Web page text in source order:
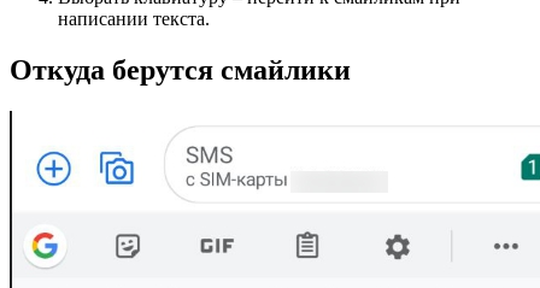
написании текста.
Откуда берутся смайлики